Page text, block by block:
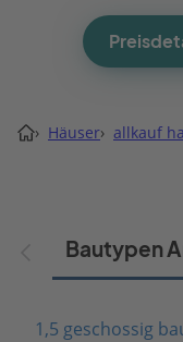
› Häuser› allkauf
Bautypen
1,5 geschossig